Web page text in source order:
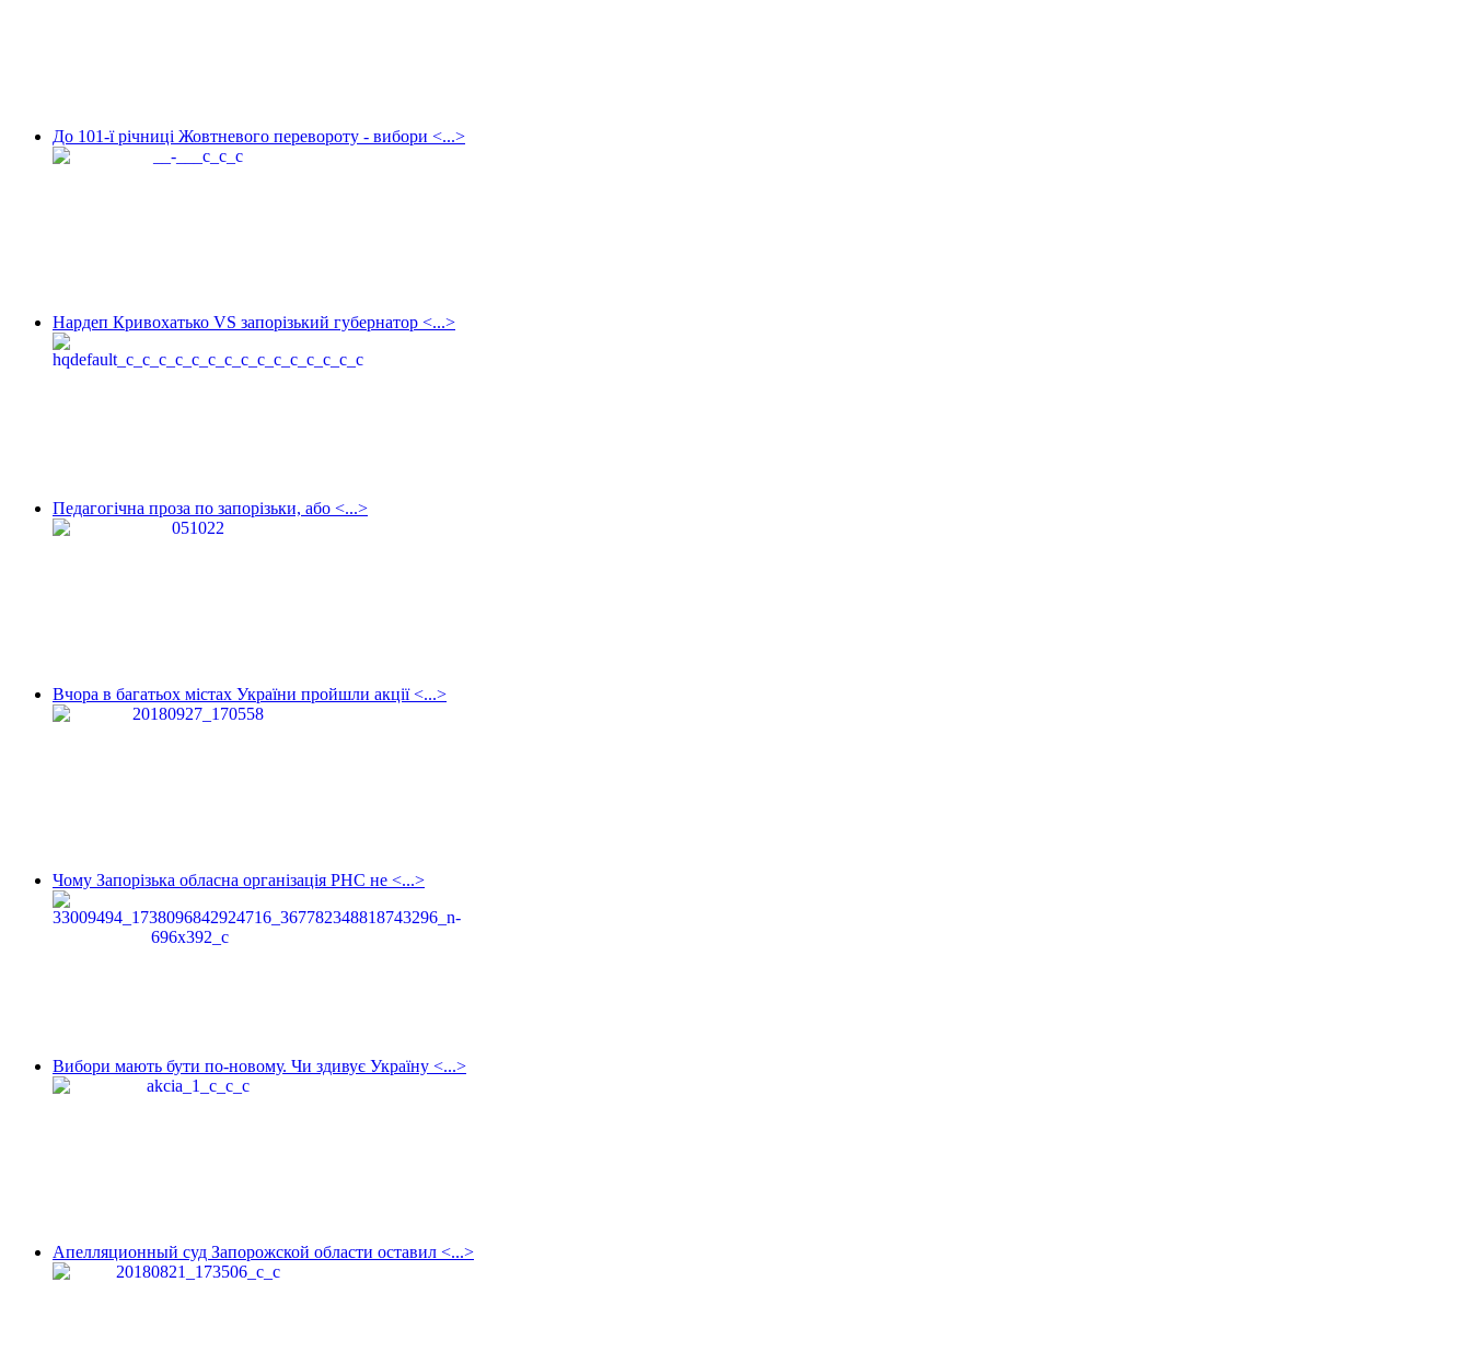
До 101-ї річниці Жовтневого перевороту - вибори <...>
Нардеп Кривохатько VS запорізький губернатор <...>
Педагогічна проза по запорізьки, або <...>
Вчора в багатьох містах України пройшли акції <...>
Чому Запорізька обласна організація РНС не <...>
Вибори мають бути по-новому. Чи здивує Україну <...>
Апелляционный суд Запорожской области оставил <...>